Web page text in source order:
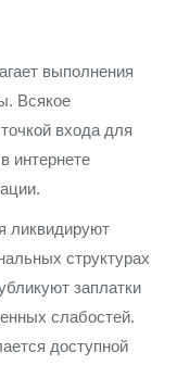
выполнения
Всякое
входа для
интернете
ликвидируют
структурах
заплатки
слабостей.
доступной